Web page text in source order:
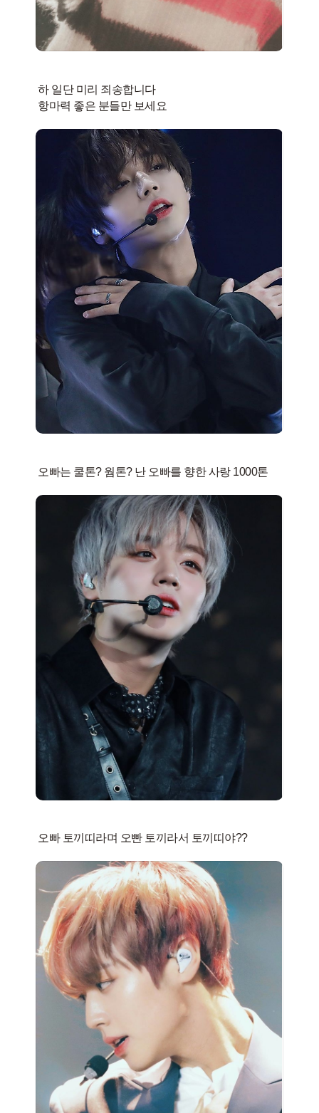
하 일단 미리 죄송합니다
오빠 토끼띠라며 오빤 토끼라서 토끼띠야??